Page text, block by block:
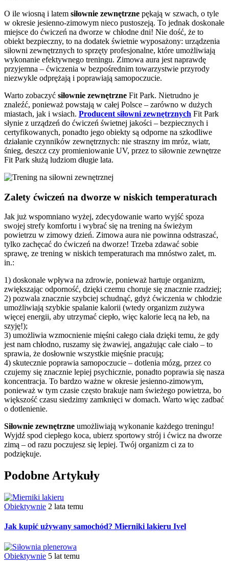
O ile wiosną i latem siłownie zewnętrzne pękają w szwach, o tyle
w okresie jesienno-zimowym nieco pustoszeją. To jednak doskonałe
miejsce do ćwiczeń na dworze w chłodne dni! Nie dość, że to
obiekt bezpieczny, to na dodatek świetnie wyposażony: urządzenia
siłowni zewnętrznych to sprzęty profesjonalne, które umożliwiają
wykonanie efektywnego treningu. Zimowa aura jest naprawdę
przyjemna – ćwiczenia w bezpośrednim towarzystwie przyrody
niezwykle odprężają i poprawiają samopoczucie.
Warto zobaczyć siłownie zewnętrzne Fit Park. Nietrudno je
znaleźć, ponieważ powstają w całej Polsce – zarówno w dużych
miastach, jak i wsiach. Producent siłowni zewnętrznych Fit Park
słynie z urządzeń do ćwiczeń świetnej jakości – bezpiecznych i
certyfikowanych, ponadto jego obiekty są odporne na szkodliwe
działanie czynników zewnętrznych: nie straszny im mróz, wiatr,
śnieg, deszcz czy promieniowanie UV, przez to siłownie zewnętrze
Fit Park służą ludziom długie lata.
Zalety ćwiczeń na dworze w niskich temperaturach
Jak już wspomniano wyżej, zdecydowanie warto wyjść spoza
swojej strefy komfortu i wybrać się na trening na świeżym
powietrzu w zimowy dzień. Zimowa aura nie powinna odstraszać,
tylko zachęcać do ćwiczeń na dworze! Trzeba zdawać sobie
sprawę, ze trening w niskich temperaturach ma mnóstwo zalet, m.
in.:
1) doskonale wpływa na zdrowie, ponieważ hartuje organizm,
zwiększając odporność, dzięki czemu choruje się znacznie rzadziej;
2) pozwala znacznie szybciej schudnąć, gdyż ćwiczenia w chłodzie
umożliwiają szybkie spalanie kalorii (wtedy organizm zużywa
więcej energii, aby utrzymać ciepło, więc kalorie lecą na łeb, na
szyję!);
3) umożliwia wzmocnienie mięśni całego ciała dzięki temu, że gdy
jest nam chłodno, ruszamy się żwawiej, angażując całe ciało – to
sprawia, że dosłownie wszystkie mięśnie pracują;
4) skutecznie poprawia samopoczucie – dotlenia mózg, przez co
czujemy się znacznie lepiej psychicznie, ponadto poprawia się nasza
koncentracja. To bardzo ważne w okresie jesienno-zimowym,
ponieważ w tym czasie często brakuje nam świeżego powietrza, bo
większość czasu siedzimy zamknięci w domach. Warto więc zadbać
o dotlenienie.
Siłownie zewnętrzne umożliwiają wykonanie każdego treningu!
Wyjdź spod ciepłego koca, ubierz sportowy strój i ćwicz na dworze
zimą – od razu poczujesz się lepiej. Twój organizm ci za to
podziękuje.
Podobne Artykuły
Obiektywnie 2 lata temu
Jak kupić używany samochód? Mierniki lakieru Ivel
Obiektywnie 5 lat temu